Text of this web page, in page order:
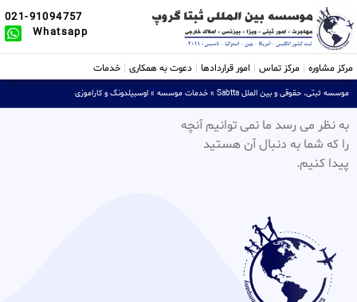
021-91094757
Whatsapp
مرکز مشاوره مرکز تماس امور قراردادها دعوت به همکاری خدمات
موسسه ثبتی، حقوقی و بین الملل Sabtta » خدمات موسسه » اوسبیلدونگ و کاراموزی
به نظر می رسد ما نمی توانیم آنچه
را که شما به دنبال آن هستید
پیدا کنیم.